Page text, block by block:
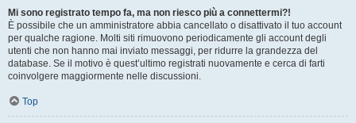
Mi sono registrato tempo fa, ma non riesco più a connettermi?!
È possibile che un amministratore abbia cancellato o disattivato il tuo account
per qualche ragione. Molti siti rimuovono periodicamente gli account degli
utenti che non hanno mai inviato messaggi, per ridurre la grandezza del
database. Se il motivo è quest’ultimo registrati nuovamente e cerca di farti
coinvolgere maggiormente nelle discussioni.
Top